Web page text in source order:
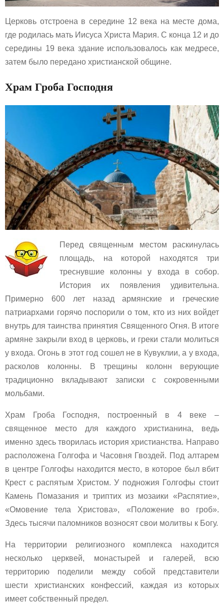
Церковь отстроена в середине 12 века на месте дома,
где родилась мать Иисуса Христа Мария. С конца 12 и до
середины 19 века здание использовалось как медресе,
затем было передано христианской общине.
Храм Гроба Господня
Перед священным местом раскинулась
площадь, на которой находятся три
треснувшие колонны у входа в собор.
История их появления удивительна.
Примерно 600 лет назад армянские и греческие
патриархами горячо поспорили о том, кто из них войдет
внутрь для таинства принятия Священного Огня. В итоге
армяне закрыли вход в церковь, и греки стали молиться
у входа. Огонь в этот год сошел не в Кувуклии, а у входа,
расколов колонны. В трещины колонн верующие
традиционно вкладывают записки с сокровенными
мольбами.
Храм Гроба Господня, построенный в 4 веке –
священное место для каждого христианина, ведь
именно здесь творилась история христианства. Направо
расположена Голгофа и Часовня Гвоздей. Под алтарем
в центре Голгофы находится место, в которое был вбит
Крест с распятым Христом. У подножия Голгофы стоит
Камень Помазания и триптих из мозаики «Распятие»,
«Омовение тела Христова», «Положение во гроб».
Здесь тысячи паломников возносят свои молитвы к Богу.
На территории религиозного комплекса находится
несколько церквей, монастырей и галерей, всю
территорию поделили между собой представители
шести христианских конфессий, каждая из которых
имеет собственный предел.